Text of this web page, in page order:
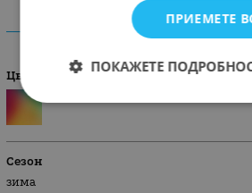
Цвят
Сезон
зима
ПРИЕМЕТЕ
ПОКАЖЕТЕ